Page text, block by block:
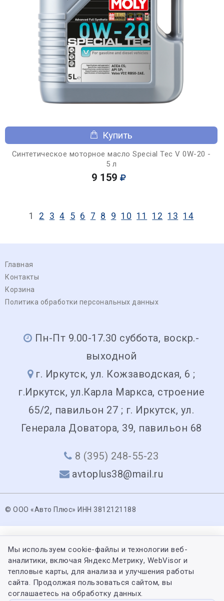
Купить
Синтетическое моторное масло Special Tec V 0W-20 -
5 л
9 159
1 2 3 4 5 6 7 8 9 10 11 12 13 14
Главная
Контакты
Корзина
Политика обработки персональных данных
Пн-Пт 9.00-17.30 суббота, воскр.-
выходной
г. Иркутск, ул. Кожзаводская, 6 ;
г.Иркутск, ул.Карла Маркса, строение
65/2, павильон 27 ; г. Иркутск, ул.
Генерала Доватора, 39, павильон 68
8 (395) 248-55-23
avtoplus38@mail.ru
© ООО «Авто Плюс» ИНН 3812121188
Мы используем cookie-файлы и технологии веб-
аналитики, включая Яндекс.Метрику, WebVisor и
тепловые карты, для анализа и улучшения работы
сайта. Продолжая пользоваться сайтом, вы
соглашаетесь на обработку данных.